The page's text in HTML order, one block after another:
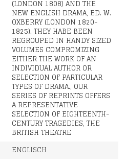
(LONDON 1808) AND THE
NEW ENGLISH DRAMA, ED. W.
OXBERRY (LONDON 1820-
1825). THEY HABE BEEN
REGROUPED IN HANDY SIZED
VOLUMES COMPROMIZING
EITHER THE WORK OF AN
INDIVIDUAL AUTHOR OR
SELECTION OF PARTICULAR
TYPES OF DRAMA., OUR
SERIES OF REPRINTS OFFERS
A REPRESENTATIVE
SELECTION OF EIGHTEENTH-
CENTURY TRAGEDIES, THE
BRITISH THEATRE
ENGLISCH